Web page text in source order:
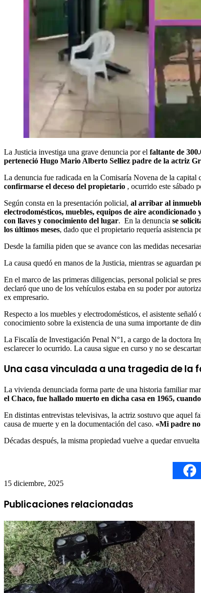
La Justicia investiga una grave denuncia por el faltante de
perteneció Hugo Mario Alberto Selliez padre de la actriz
La denuncia fue radicada en la Comisaría Novena de la capital
confirmarse el deceso del propietario , ocurrido este sábado
Según consta en la presentación policial, al arribar al
electrodomésticos, muebles, equipos de aire acondicionado
con llaves y conocimiento del lugar. En la denuncia se
los últimos meses, dado que el propietario requería asistencia
Desde la familia piden que se avance con las medidas
La causa quedó en manos de la Justicia, mientras se
En el marco de las primeras diligencias, personal policial se
declaró que uno de los vehículos estaba en su poder por
ex empresario.
Respecto a los muebles y electrodomésticos, el asistente
conocimiento sobre la existencia de una suma importante de
La Fiscalía de Investigación Penal N°1, a cargo de la doctora
esclarecer lo ocurrido. La causa sigue en curso y no se
Una casa vinculada a una tragedia de la
La vivienda denunciada forma parte de una historia familiar
el Chaco, fue hallado muerto en dicha casa en 1965,
En distintas entrevistas televisivas, la actriz sostuvo que aquel
causa de muerte y en la documentación del caso. «Mi padre no
Décadas después, la misma propiedad vuelve a quedar
15 diciembre, 2025
Publicaciones relacionadas